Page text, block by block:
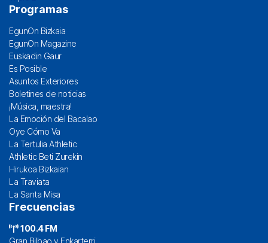
Programas
EgunOn Bizkaia
EgunOn Magazine
Euskadin Gaur
Es Posible
Asuntos Exteriores
Boletines de noticias
¡Música, maestra!
La Emoción del Bacalao
Oye Cómo Va
La Tertulia Athletic
Athletic Beti Zurekin
Hirukoa Bizkaian
La Traviata
La Santa Misa
Frecuencias
100.4 FM
Gran Bilbao y Enkarterri